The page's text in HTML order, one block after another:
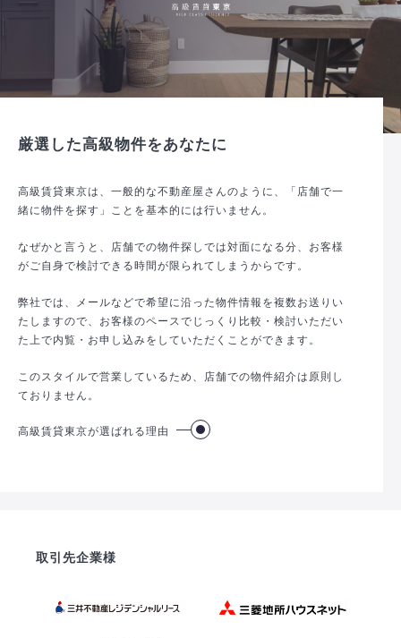
厳選した高級物件をあなたに
高級賃貸東京は、一般的な不動産屋さんのように、「店舗で一
緒に物件を探す」ことを基本的には行いません。
なぜかと言うと、店舗での物件探しでは対面になる分、お客様
がご自身で検討できる時間が限られてしまうからです。
弊社では、メールなどで希望に沿った物件情報を複数お送りい
たしますので、お客様のペースでじっくり比較・検討いただい
た上で内覧・お申し込みをしていただくことができます。
このスタイルで営業しているため、店舗での物件紹介は原則し
ておりません。
高級賃貸東京が選ばれる理由
取引先企業様